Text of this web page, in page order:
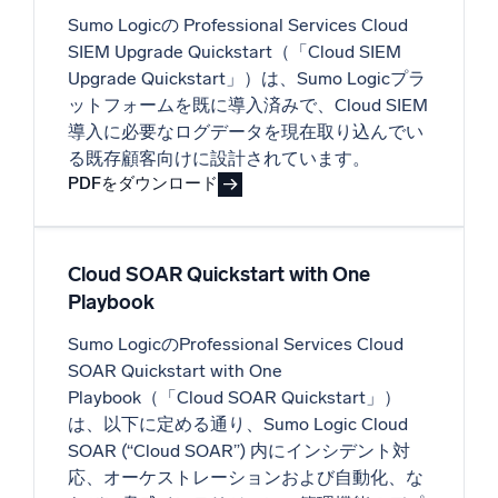
Sumo Logicの Professional Services Cloud
SIEM Upgrade Quickstart（「Cloud SIEM
Upgrade Quickstart」）は、Sumo Logicプラ
ットフォームを既に導入済みで、Cloud SIEM
導入に必要なログデータを現在取り込んでい
る既存顧客向けに設計されています。
PDFをダウンロード
Cloud SOAR Quickstart with One
Playbook
Sumo LogicのProfessional Services Cloud
SOAR Quickstart with One
Playbook（「Cloud SOAR Quickstart」）
は、以下に定める通り、Sumo Logic Cloud
SOAR (“Cloud SOAR”) 内にインシデント対
応、オーケストレーションおよび自動化、な